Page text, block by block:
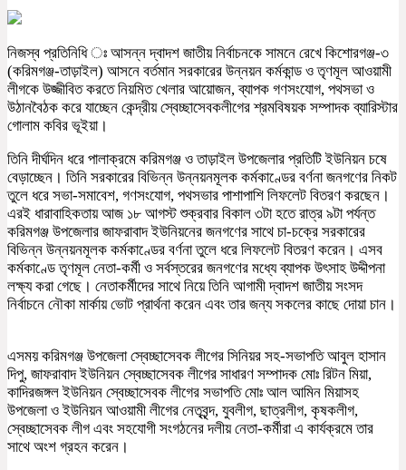
নিজস্ব প্রতিনিধি ঃ আসন্ন দ্বাদশ জাতীয় নির্বাচনকে সামনে রেখে কিশোরগঞ্জ-৩
(করিমগঞ্জ-তাড়াইল) আসনে বর্তমান সরকারের উন্নয়ন কর্মকান্ড ও তৃণমূল আওয়ামী
লীগকে উজ্জীবিত করতে নিয়মিত খেলার আয়োজন, ব্যাপক গণসংযোগ, পথসভা ও
উঠানবৈঠক করে যাচ্ছেন কেন্দ্রীয় স্বেচ্ছাসেবকলীগের শ্রমবিষয়ক সম্পাদক ব্যারিস্টার
গোলাম কবির ভূইয়া।
তিনি দীর্ঘদিন ধরে পালাক্রমে করিমগঞ্জ ও তাড়াইল উপজেলার প্রতিটি ইউনিয়ন চষে
বেড়াচ্ছেন। তিনি সরকারের বিভিন্ন উন্নয়নমূলক কর্মকাণ্ডের বর্ণনা জনগণের নিকট
তুলে ধরে সভা-সমাবেশ, গণসংযোগ, পথসভার পাশাপাশি লিফলেট বিতরণ করছেন।
এরই ধারাবাহিকতায় আজ ১৮ আগস্ট শুক্রবার বিকাল ৩টা হতে রাত্র ৯টা পর্যন্ত
করিমগঞ্জ উপজেলার জাফরাবাদ ইউনিয়নের জনগণের সাথে চা-চক্রে সরকারের
বিভিন্ন উন্নয়নমূলক কর্মকাণ্ডের বর্ণনা তুলে ধরে লিফলেট বিতরণ করেন। এসব
কর্মকাণ্ডে তৃণমূল নেতা-কর্মী ও সর্বস্তরের জনগণের মধ্যে ব্যাপক উৎসাহ উদ্দীপনা
লক্ষ্য করা গেছে। নেতাকর্মীদের সাথে নিয়ে তিনি আগামী দ্বাদশ জাতীয় সংসদ
নির্বাচনে নৌকা মার্কায় ভোট প্রার্থনা করেন এবং তার জন্য সকলের কাছে দোয়া চান।
এসময় করিমগঞ্জ উপজেলা স্বেচ্ছাসেবক লীগের সিনিয়র সহ-সভাপতি আবুল হাসান
দিপু, জাফরাবাদ ইউনিয়ন স্বেচ্ছাসেবক লীগের সাধারণ সম্পাদক মোঃ রিটন মিয়া,
কাদিরজঙ্গল ইউনিয়ন স্বেচ্ছাসেবক লীগের সভাপতি মোঃ আল আমিন মিয়াসহ
উপজেলা ও ইউনিয়ন আওয়ামী লীগের নেতৃবৃন্দ, যুবলীগ, ছাত্রলীগ, কৃষকলীগ,
স্বেচ্ছাসেবক লীগ এবং সহযোগী সংগঠনের দলীয় নেতা-কর্মীরা এ কার্যক্রমে তার
সাথে অংশ গ্রহন করেন।